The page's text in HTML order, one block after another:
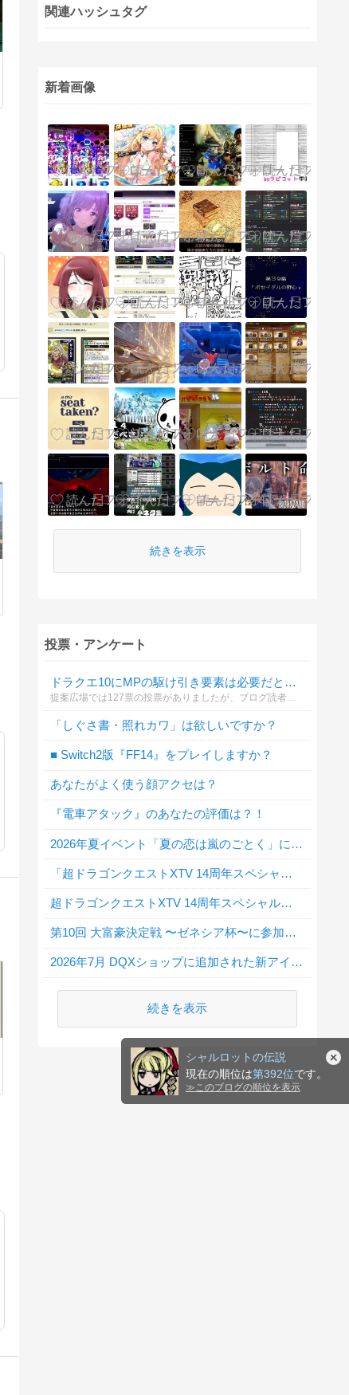
シャルロットの伝説
現在の順位は第392位です。
≫ このブログの順位を表示
関連ハッシュタグ
新着画像
続きを表示
投票・アンケート
ドラクエ10にMPの駆け引き要素は必要だと思いますか？
「しぐさ書・照れカワ」は欲しいですか？
■ Switch2版『FF14』をプレイしますか？
あなたがよく使う顔アクセは？
『電車アタック』のあなたの評価は？！
2026年夏イベント「夏の恋は嵐のごとく」に行きましたか？
「超ドラゴンクエストXTV 14周年スペシャル」地震による延期について
超ドラゴンクエストXTV 14周年スペシャルを見ましたか？
第10回 大富豪決定戦 〜ゼネシア杯〜に参加しましたか？
2026年7月 DQXショップに追加された新アイテムで欲しい物はありますか？
続きを表示